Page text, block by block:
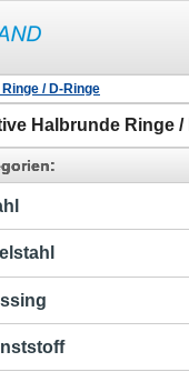
/ D-Ringe
Halbrunde Ringe /